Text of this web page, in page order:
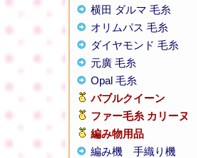
横田 ダルマ 毛糸
オリムパス 毛糸
ダイヤモンド 毛糸
元廣 毛糸
Opal 毛糸
バブルクイーン
ファー毛糸 カリーヌ
編み物用品
編み機
手織り機